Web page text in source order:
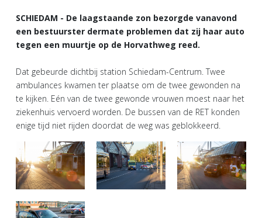
SCHIEDAM - De laagstaande zon bezorgde vanavond
een bestuurster dermate problemen dat zij haar auto
tegen een muurtje op de Horvathweg reed.
Dat gebeurde dichtbij station Schiedam-Centrum. Twee
ambulances kwamen ter plaatse om de twee gewonden na
te kijken. Eén van de twee gewonde vrouwen moest naar het
ziekenhuis vervoerd worden. De bussen van de RET konden
enige tijd niet rijden doordat de weg was geblokkeerd.